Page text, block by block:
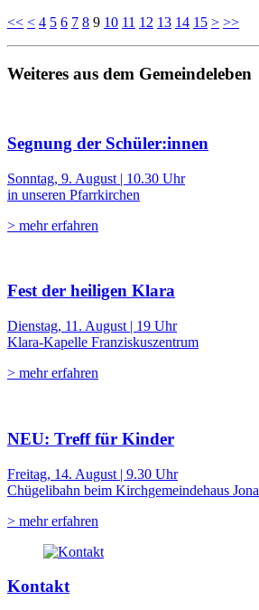
<< < 4 5 6 7 8 9 10 11 12 13 14 15 > >>
Weiteres aus dem Gemeindeleben
Segnung der Schüler:innen
Sonntag, 9. August | 10.30 Uhr
in unseren Pfarrkirchen
> mehr erfahren
Fest der heiligen Klara
Dienstag, 11. August | 19 Uhr
Klara-Kapelle Franziskuszentrum
> mehr erfahren
NEU: Treff für Kinder
Freitag, 14. August | 9.30 Uhr
Chügelibahn beim Kirchgemeindehaus Jona
> mehr erfahren
Kontakt